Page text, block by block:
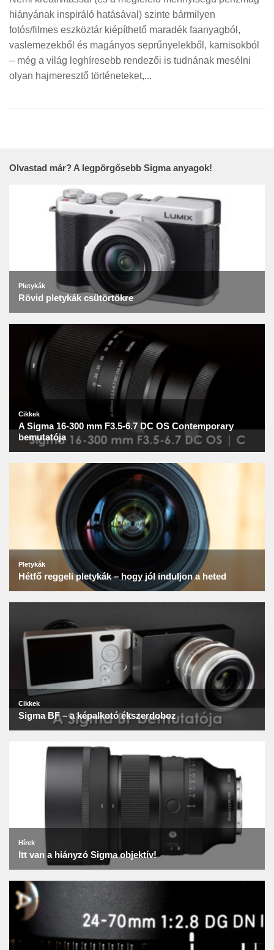
hiányának inspiráló hatásával) szinte bármilyen
fotós/filmes eszköztár kiépíthető maradék faanyagból,
vaslemezekből és magányos seprűnyelekből, karnisokból
– még a világ leghíresebb rendezői is tudnának mesélni
olyan hajmeresztő történeteket,...
Olvastad már? A legpörgősebb Sigma anyagok!